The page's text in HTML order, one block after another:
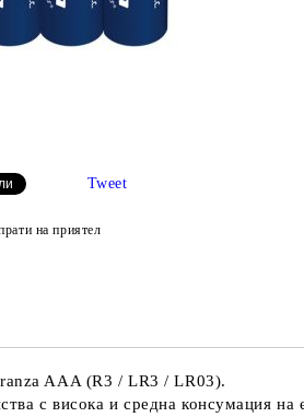
Tweet
на приятел
AAA (R3 / LR3 / LR03).
с висока и средна консумация